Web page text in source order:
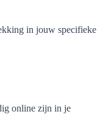
in jouw specifieke
online zijn in je